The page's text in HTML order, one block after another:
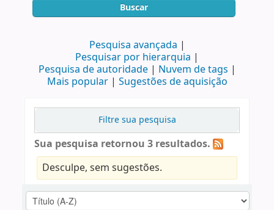
Buscar
Pesquisa avançada
Pesquisar por hierarquia
Pesquisa de autoridade
Nuvem de tags
Mais popular
Sugestões de aquisição
Filtre sua pesquisa
Sua pesquisa retornou 3 resultados.
Desculpe, sem sugestões.